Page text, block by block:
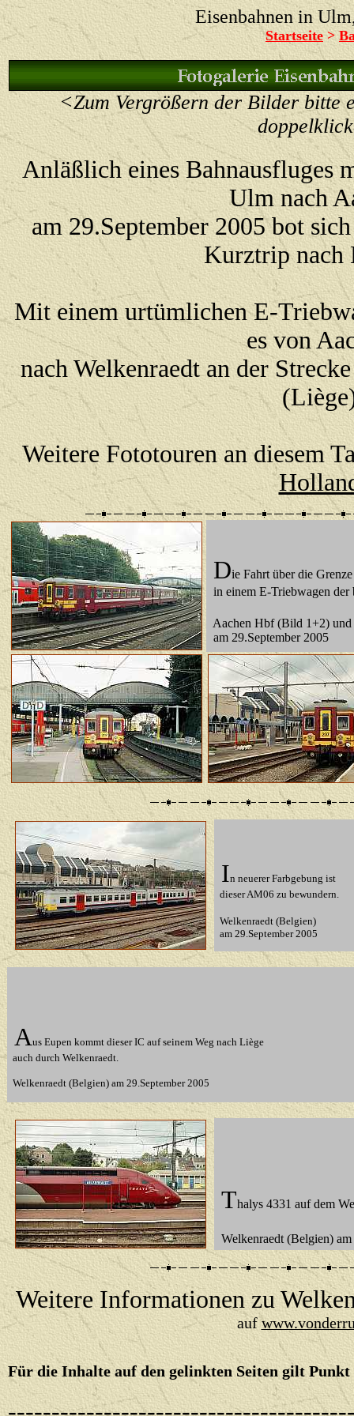
Eisenbahnen in
Startseite >
<Zum Vergrößern der Bilder bitte
Anläßlich eines
Ulm nach
am 29.September 2005 bot
Kurztrip nach
Mit einem urtümlichen E-
es von
nach Welkenraedt an der
Weitere Fototouren an diesem
Die Fahrt über die
in einem E-Triebwagen
Aachen Hbf (Bild 1+2)
am 29.September 2005
In neuerer Farbgebung ist
dieser AM06 zu bewundern.
Welkenraedt (Belgien)
am 29.September 2005
Aus Eupen kommt dieser IC auf seinem Weg nach Liège
auch durch Welkenraedt.
Welkenraedt (Belgien) am 29.September 2005
Thalys 4331 auf dem
Welkenraedt (Belgien)
Weitere Informationen zu
auf
Für die Inhalte auf den gelinkten Seiten gilt Punkt